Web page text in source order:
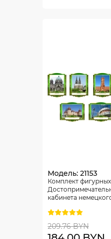
Модель: 21153
Комплект
кабинета
209.76 BYN